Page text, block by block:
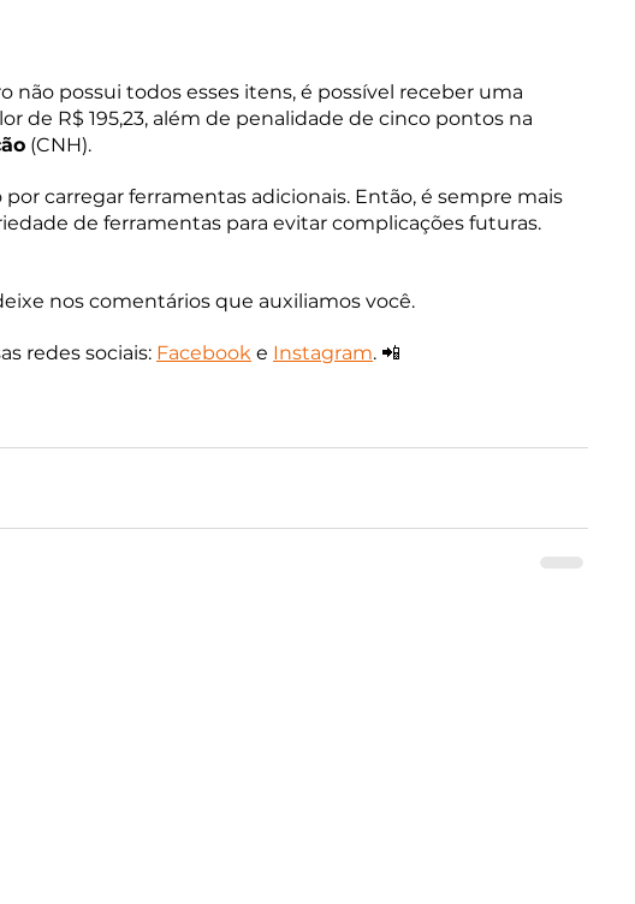
não possui todos esses itens, é possível receber uma
de R$ 195,23, além de penalidade de cinco pontos na
(CNH).
carregar ferramentas adicionais. Então, é sempre mais
de ferramentas para evitar complicações futuras.
nos comentários que auxiliamos você.
redes sociais: Facebook e Instagram. 📲